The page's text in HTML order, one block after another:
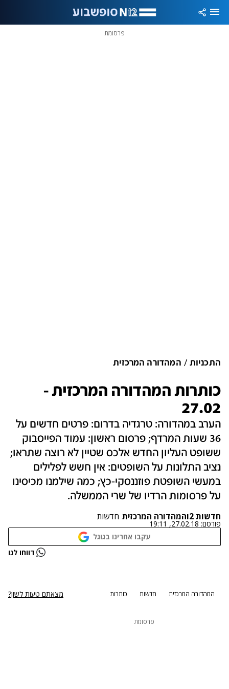
פרסומת
התכניות המהדורה המרכזית
כותרות המהדורה המרכזית -
27.02
הערב במהדורה: טרגדיה בדרום: פרטים חדשים על
36 שעות המרדף; פרסום ראשון: עמוד הפייסבוק
ששופט העליון החדש אלכס שטיין לא רוצה שתראו;
נציב התלונות על השופטים: אין חשש לפלילים
במעשי השופטת פוזננסקי-כץ; כמה שילמנו מכיסינו
על פרסומות הרדיו של שרי הממשלה.
חדשות 2 והמהדורה המרכזית חדשות
פורסם: 27.02.18, 19:11
עקבו אחרינו בגוגל
נתקלנו בבעיה דווחו לנו
המהדורה המרכזית חדשות כותרות מצאתם טעות לשון?
פרסומת